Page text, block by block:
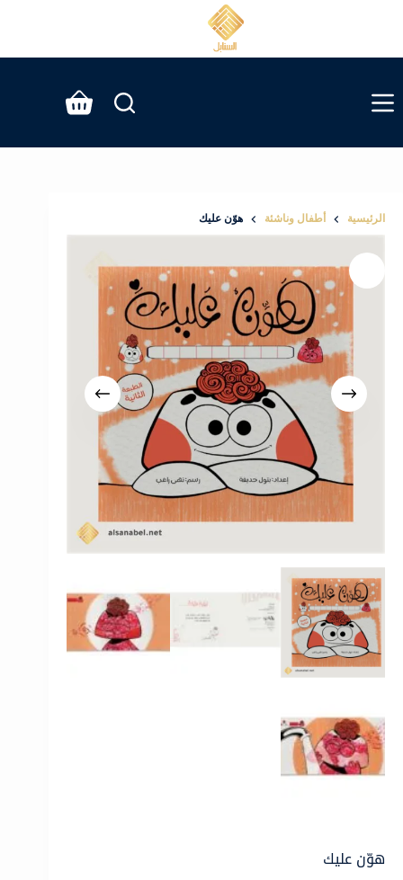
عربة
التسوق
الرئيسية أطفال وناشئة هوّن عليك
هوّن عليك